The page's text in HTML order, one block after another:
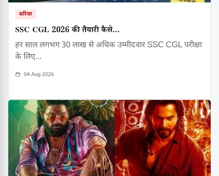
करियर
SSC CGL 2026 की तैयारी कैसे...
हर साल लगभग 30 लाख से अधिक उम्मीदवार SSC CGL परीक्षा
के लिए…
04 Aug 2026